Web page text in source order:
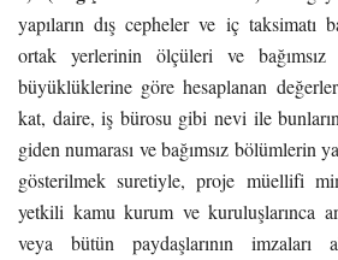
yapıların dış cepheler ve iç taksimatı
ortak yerlerinin ölçüleri ve
büyüklüklerine göre hesaplanan
kat, daire, iş bürosu gibi nevi ile
giden numarası ve bağımsız bölümlerin
gösterilmek suretiyle, proje müellifi
yetkili kamu kurum ve kuruluşlarınca
veya bütün paydaşlarının imzaları